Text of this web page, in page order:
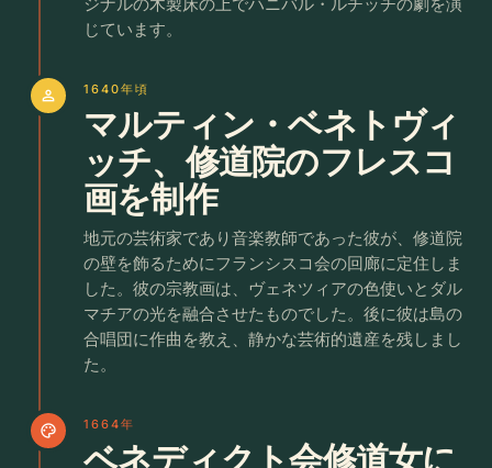
じています。
person 1640年頃
マルティン・ベネトヴィ
ッチ、修道院のフレスコ
画を制作
地元の芸術家であり音楽教師であった彼が、修道院
の壁を飾るためにフランシスコ会の回廊に定住しま
した。彼の宗教画は、ヴェネツィアの色使いとダル
マチアの光を融合させたものでした。後に彼は島の
合唱団に作曲を教え、静かな芸術的遺産を残しまし
た。
palette 1664年
ベネディクト会修道女に